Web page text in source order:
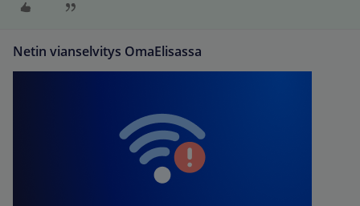
Netin vianselvitys OmaElisassa